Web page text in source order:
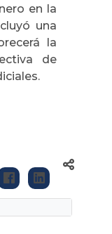
en la
una
la
de